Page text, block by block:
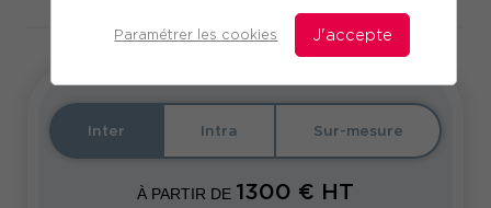
Paramétrer les cookies J'accepte
Inter Intra Sur-mesure
À PARTIR DE 1300 € HT